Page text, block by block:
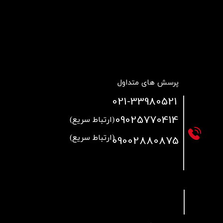
پرسش های متداول
021-33980521
09025770414(ارتباط سریع)
09002880875(ارتباط سریع)